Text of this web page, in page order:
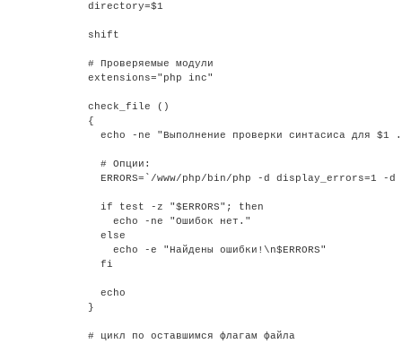
directory=$1
shift
# Проверяемые модули
extensions="php inc"
check_file ()
{
echo -ne "Выполнение проверки синтасиса для $1
  # Опции:
ERRORS=`/www/php/bin/php -d display_errors=1 -
  if test -z "$ERRORS"; then
    echo -ne "Ошибок нет."
  else
    echo -e "Найдены ошибки!\n$ERRORS"
  fi
  echo
}
# цикл по оставшимся флагам файла